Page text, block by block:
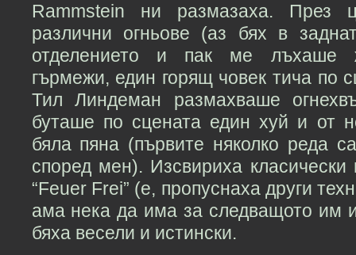
Rammstein ни размазаха. През
различни огньове (аз бях в
отделението и пак ме лъхаше
гърмежи, един горящ човек тича по
Тил Линдеман размахваше
буташе по сцената един хуй и от
бяла пяна (първите няколко реда
според мен). Изсвириха
“Feuer Frei” (е, пропуснаха други
ама нека да има за следващото им
бяха весели и истински.